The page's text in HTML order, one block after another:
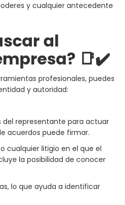
y cualquier antecedente
al
📑✔️
profesionales, puedes
y autoridad:
representante para actuar
acuerdos puede firmar.
cualquier litigio en el que el
la posibilidad de conocer
lo que ayuda a identificar